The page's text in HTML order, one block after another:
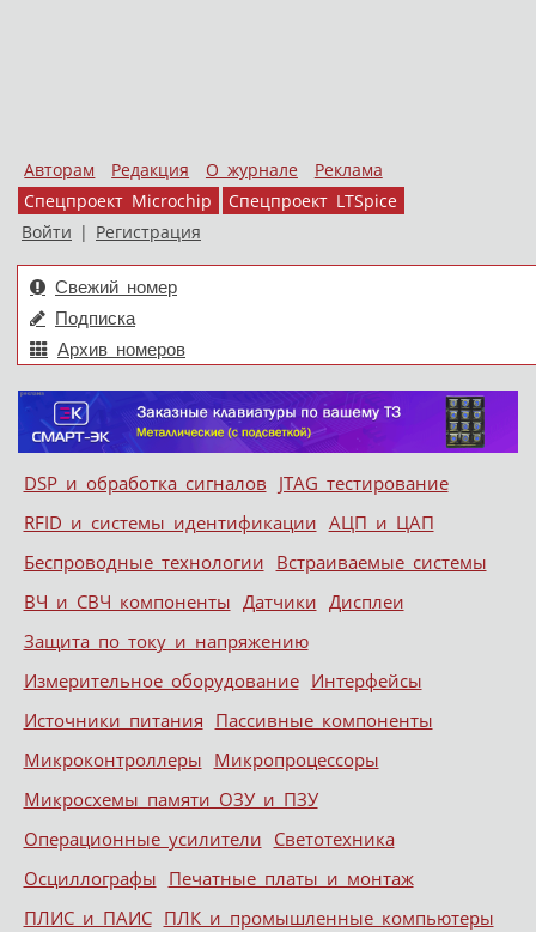
Авторам Редакция О журнале
Реклама
Спецпроект Microchip
Спецпроект LTSpice
Войти | Регистрация
Свежий номер
Подписка
Архив номеров
Меню
Skip to content
DSP и обработка сигналов JTAG тестирование
RFID и системы идентификации АЦП и ЦАП
Беспроводные технологии Встраиваемые системы
ВЧ и СВЧ компоненты Датчики Дисплеи
Защита по току и напряжению
Измерительное оборудование Интерфейсы
Источники питания Пассивные компоненты
Микроконтроллеры Микропроцессоры
Микросхемы памяти ОЗУ и ПЗУ
Операционные усилители Светотехника
Осциллографы Печатные платы и монтаж
ПЛИС и ПАИС ПЛК и промышленные компьютеры